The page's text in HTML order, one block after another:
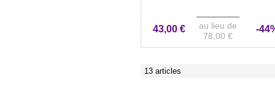
43,00 €
au lieu de
78,00 €
-
13 articles